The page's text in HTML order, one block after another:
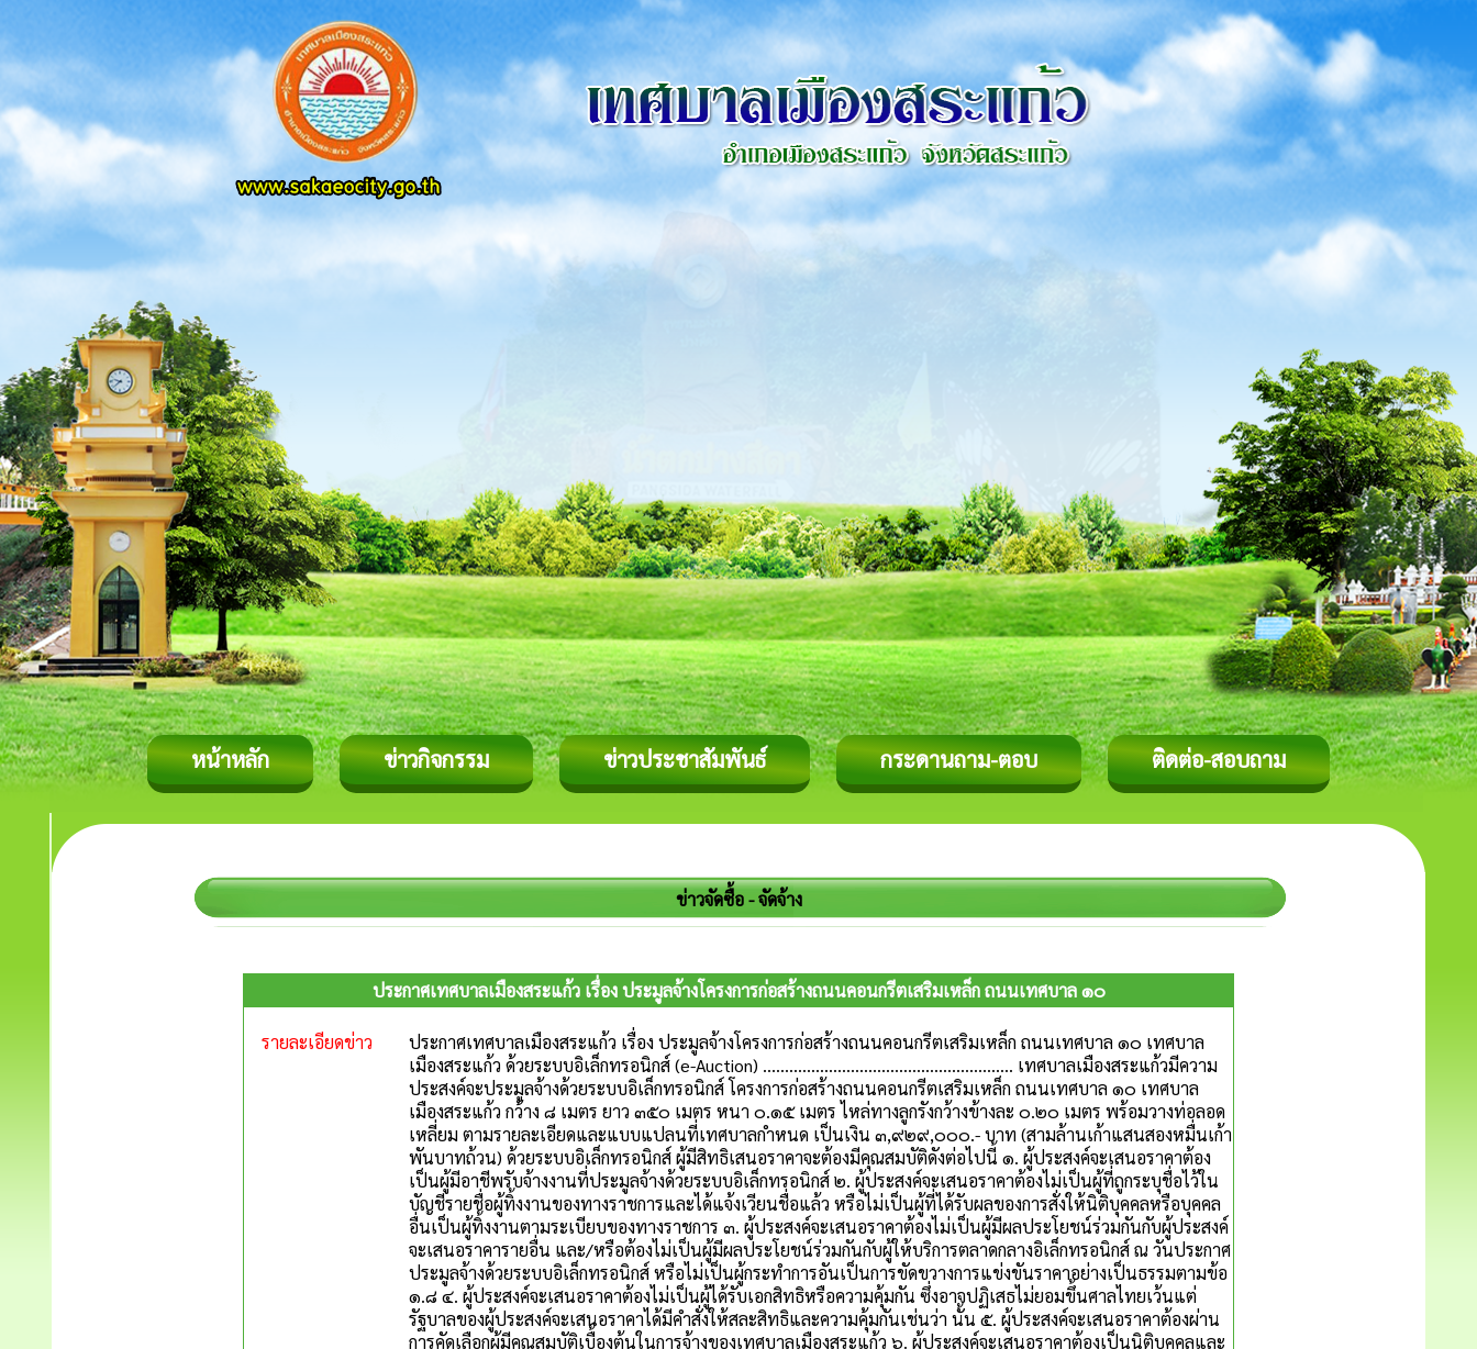
หน้าหลัก ข่าวกิจกรรม ข่าวประชาสัมพันธ์ กระดานถาม-ตอบ ติดต่อ-สอบถาม
ข่าวจัดซื้อ - จัดจ้าง
ประกาศเทศบาลเมืองสระแก้ว เรื่อง ประมูลจ้างโครงการก่อสร้างถนนคอนกรีตเสริมเหล็ก ถนนเทศบาล ๑๐
รายละเอียดข่าว
ประกาศเทศบาลเมืองสระแก้ว เรื่อง ประมูลจ้างโครงการก่อสร้างถนนคอนกรีตเสริมเหล็ก ถนนเทศบาล ๑๐ เทศบาล
เมืองสระแก้ว ด้วยระบบอิเล็กทรอนิกส์ (e-Auction) ......................................................... เทศบาลเมืองสระแก้วมีความ
ประสงค์จะประมูลจ้างด้วยระบบอิเล็กทรอนิกส์ โครงการก่อสร้างถนนคอนกรีตเสริมเหล็ก ถนนเทศบาล ๑๐ เทศบาล
เมืองสระแก้ว กว้าง ๘ เมตร ยาว ๓๕๐ เมตร หนา ๐.๑๕ เมตร ไหล่ทางลูกรังกว้างข้างละ ๐.๒๐ เมตร พร้อมวางท่อลอด
เหลี่ยม ตามรายละเอียดและแบบแปลนที่เทศบาลกำหนด เป็นเงิน ๓,๙๒๙,๐๐๐.- บาท (สามล้านเก้าแสนสองหมื่นเก้า
พันบาทถ้วน) ด้วยระบบอิเล็กทรอนิกส์ ผู้มีสิทธิเสนอราคาจะต้องมีคุณสมบัติดังต่อไปนี้ ๑. ผู้ประสงค์จะเสนอราคาต้อง
เป็นผู้มีอาชีพรับจ้างงานที่ประมูลจ้างด้วยระบบอิเล็กทรอนิกส์ ๒. ผู้ประสงค์จะเสนอราคาต้องไม่เป็นผู้ที่ถูกระบุชื่อไว้ใน
บัญชีรายชื่อผู้ทิ้งงานของทางราชการและได้แจ้งเวียนชื่อแล้ว หรือไม่เป็นผู้ที่ได้รับผลของการสั่งให้นิติบุคคลหรือบุคคล
อื่นเป็นผู้ทิ้งงานตามระเบียบของทางราชการ ๓. ผู้ประสงค์จะเสนอราคาต้องไม่เป็นผู้มีผลประโยชน์ร่วมกันกับผู้ประสงค์
จะเสนอราคารายอื่น และ/หรือต้องไม่เป็นผู้มีผลประโยชน์ร่วมกันกับผู้ให้บริการตลาดกลางอิเล็กทรอนิกส์ ณ วันประกาศ
ประมูลจ้างด้วยระบบอิเล็กทรอนิกส์ หรือไม่เป็นผู้กระทำการอันเป็นการขัดขวางการแข่งขันราคาอย่างเป็นธรรมตามข้อ
๑.๘ ๔. ผู้ประสงค์จะเสนอราคาต้องไม่เป็นผู้ได้รับเอกสิทธิหรือความคุ้มกัน ซึ่งอาจปฏิเสธไม่ยอมขึ้นศาลไทยเว้นแต่
รัฐบาลของผู้ประสงค์จะเสนอราคาได้มีคำสั่งให้สละสิทธิและความคุ้มกันเช่นว่า นั้น ๕. ผู้ประสงค์จะเสนอราคาต้องผ่าน
การคัดเลือกผู้มีคุณสมบัติเบื้องต้นในการจ้างของเทศบาลเมืองสระแก้ว ๖. ผู้ประสงค์จะเสนอราคาต้องเป็นนิติบุคคลและ